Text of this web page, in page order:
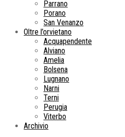
Parrano
Porano
San Venanzo
Oltre l’orvietano
Acquapendente
Alviano
Amelia
Bolsena
Lugnano
Narni
Terni
Perugia
Viterbo
Archivio